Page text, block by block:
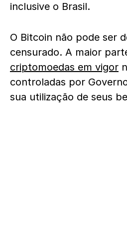
inclusive o Brasil.
O Bitcoin não pode ser
censurado. A maior
criptomoedas em vigor
controladas por
sua utilização de seus